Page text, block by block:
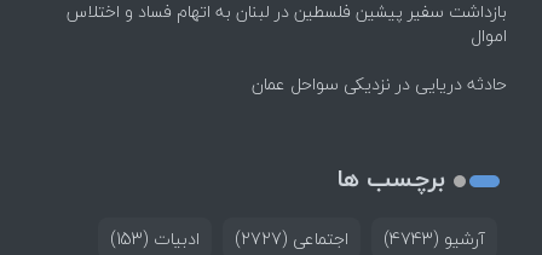
بازداشت سفیر پیشین فلسطین در لبنان به اتهام فساد و اختلاس
اموال
حادثه دریایی در نزدیکی سواحل عمان
برچسب ها
آرشیو (4743) اجتماعی (2727) ادبیات (153)